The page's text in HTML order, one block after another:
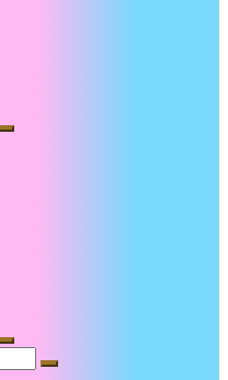
Suche
Suche
Suche